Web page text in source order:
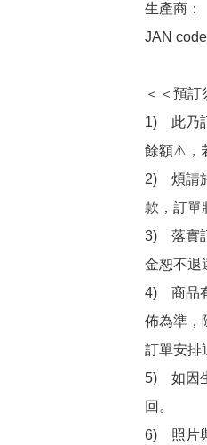
生產商：
JAN
＜＜預訂
1)　此乃
餘額⚠️，
2)　煩請
款，訂單
3)　落實
金恕不退
4)　商品
佈為準，
訂單安排
5)　如因
回。
6)　照片